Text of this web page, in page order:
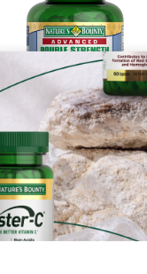
С дәрумені
БАРЛЫҚ САНАТТАР
және D дәрумені